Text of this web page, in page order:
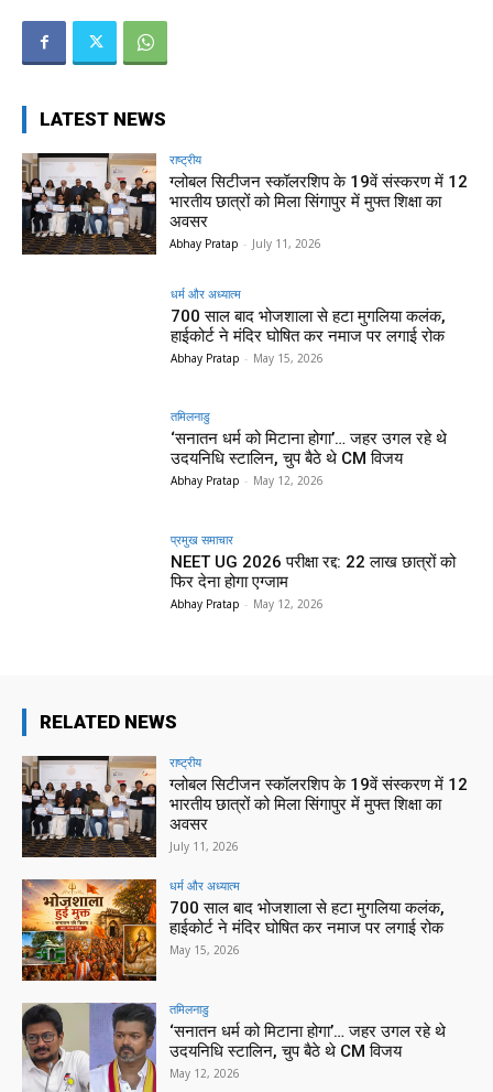
LATEST NEWS
राष्ट्रीय
ग्लोबल सिटीजन स्कॉलरशिप के 19वें संस्करण में 12
भारतीय छात्रों को मिला सिंगापुर में मुफ्त शिक्षा का
अवसर
Abhay Pratap - July 11, 2026
धर्म और अध्यात्म
700 साल बाद भोजशाला से हटा मुगलिया कलंक,
हाईकोर्ट ने मंदिर घोषित कर नमाज पर लगाई रोक
Abhay Pratap - May 15, 2026
तमिलनाडु
‘सनातन धर्म को मिटाना होगा’… जहर उगल रहे थे
उदयनिधि स्टालिन, चुप बैठे थे CM विजय
Abhay Pratap - May 12, 2026
प्रमुख समाचार‎
NEET UG 2026 परीक्षा रद्द: 22 लाख छात्रों को
फिर देना होगा एग्जाम
Abhay Pratap - May 12, 2026
RELATED NEWS
राष्ट्रीय
ग्लोबल सिटीजन स्कॉलरशिप के 19वें संस्करण में 12
भारतीय छात्रों को मिला सिंगापुर में मुफ्त शिक्षा का
अवसर
July 11, 2026
धर्म और अध्यात्म
700 साल बाद भोजशाला से हटा मुगलिया कलंक,
हाईकोर्ट ने मंदिर घोषित कर नमाज पर लगाई रोक
May 15, 2026
तमिलनाडु
‘सनातन धर्म को मिटाना होगा’… जहर उगल रहे थे
उदयनिधि स्टालिन, चुप बैठे थे CM विजय
May 12, 2026